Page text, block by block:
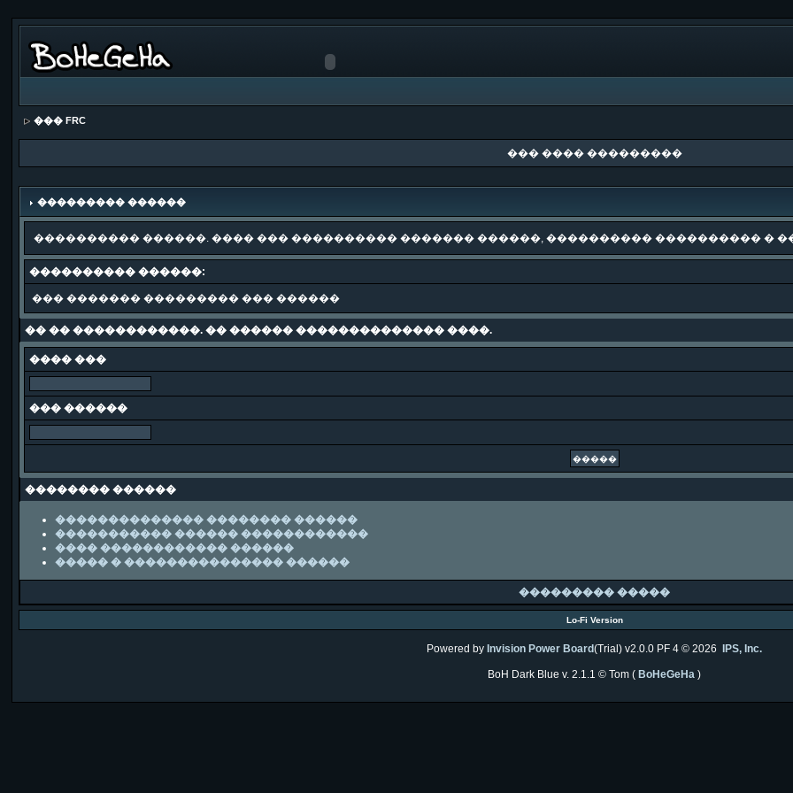
��� FRC
��� ���� ���������
��������� ������
���������� ������. ���� ��� ���������� ������� ������, ���������� ���������� �
���������� ������:
��� ������� ��������� ��� ������
�� �� ������������. �� ������ �������������� ����.
���� ���
��� ������
�������� ������
�������������� �������� ������
����������� ������ ������������
���� ������������ ������
����� � ��������������� ������
��������� �����
Lo-Fi Version
Powered by Invision Power Board(Trial) v2.0.0 PF 4 © 2026 IPS, Inc.
BoH Dark Blue v. 2.1.1 © Tom ( BoHeGeHa )